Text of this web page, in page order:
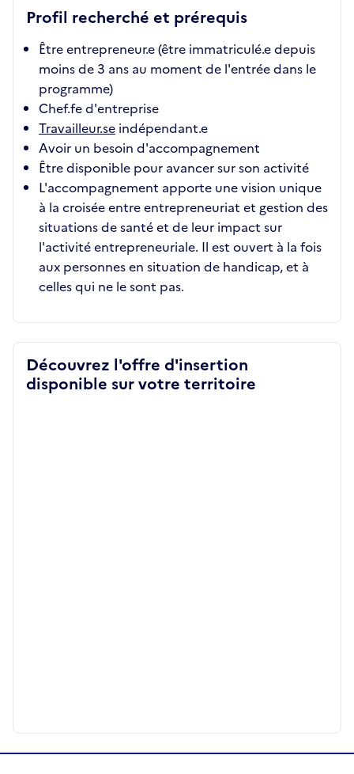
Profil recherché et prérequis
Être entrepreneur.e (être immatriculé.e depuis
moins de 3 ans au moment de l'entrée dans le
programme)
Chef.fe d'entreprise
Travailleur.se indépendant.e
Avoir un besoin d'accompagnement
Être disponible pour avancer sur son activité
L'accompagnement apporte une vision unique
à la croisée entre entrepreneuriat et gestion des
situations de santé et de leur impact sur
l'activité entrepreneuriale. Il est ouvert à la fois
aux personnes en situation de handicap, et à
celles qui ne le sont pas.
Découvrez l'offre d'insertion
disponible sur votre territoire